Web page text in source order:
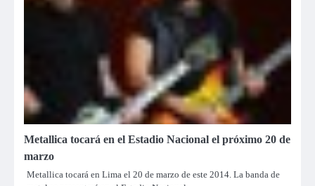
Metallica tocará en el Estadio Nacional el próximo 20 de
marzo
Metallica tocará en Lima el 20 de marzo de este 2014. La banda de